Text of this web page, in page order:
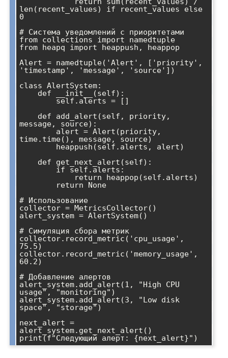
len(recent_values) if recent_values else
0
# Система уведомлений с приоритетами
from collections import namedtuple
from heapq import heappush, heappop
Alert = namedtuple('Alert', ['priority',
'timestamp', 'message', 'source'])
class AlertSystem:
message, source):
time.time(), message, source)
# Использование
collector = MetricsCollector()
alert_system = AlertSystem()
# Симуляция сбора метрик
collector.record_metric('cpu_usage',
75.5)
collector.record_metric('memory_usage',
60.2)
# Добавление алертов
alert_system.add_alert(1, "High CPU
usage", "monitoring")
alert_system.add_alert(3, "Low disk
space", "storage")
next_alert =
alert_system.get_next_alert()